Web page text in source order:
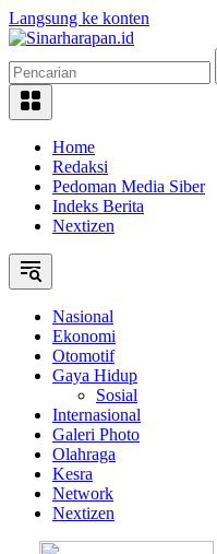
Langsung ke konten
Home
Redaksi
Pedoman Media Siber
Indeks Berita
Nextizen
Nasional
Ekonomi
Otomotif
Gaya Hidup
Sosial
Internasional
Galeri Photo
Olahraga
Kesra
Network
Nextizen